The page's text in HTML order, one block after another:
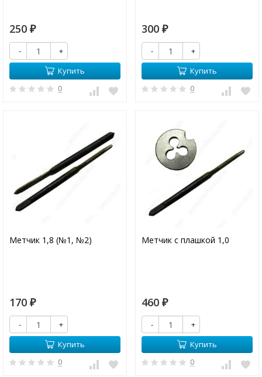
250 ₽
-
+
Купить
0
300 ₽
-
+
Купить
0
Метчик 1,8 (№1, №2)
170 ₽
-
+
Купить
0
Метчик с плашкой 1,0
460 ₽
-
+
Купить
0